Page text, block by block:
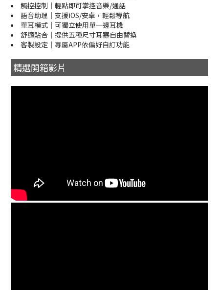
觸控控制｜輕點即可掌控音樂/通話
語音助理｜支援iOS/安卓，輕鬆導航
單耳模式｜可獨立使用單一邊耳機
舒適貼合｜提供五種尺寸耳塞自由替換
客製設定｜專屬APP依偏好自訂功能
精選開箱影片